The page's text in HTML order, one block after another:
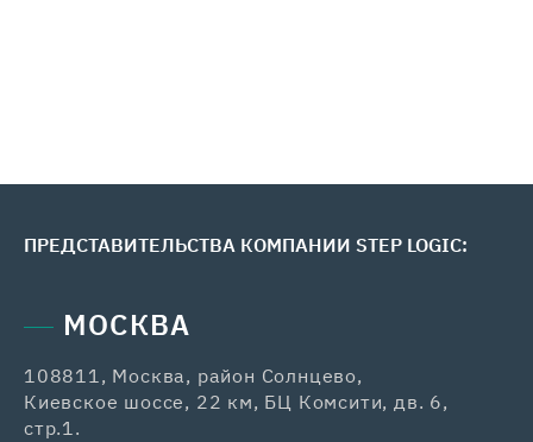
ПРЕДСТАВИТЕЛЬСТВА КОМПАНИИ STEP LOGIC:
МОСКВА
108811, Москва, район Солнцево,
Киевское шоссе, 22 км, БЦ Комсити, дв. 6,
стр.1.